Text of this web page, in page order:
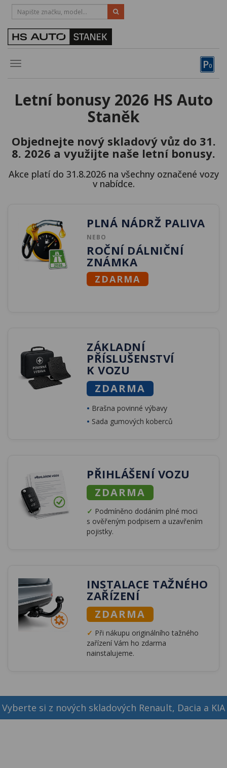
P0
Toggle
HOTLINE:
STRAKONICE-383 335 366
Půjčovna
Servis
Financování
Kariéra
Kontakty
Letní bonusy 2026 HS Auto
Staněk
Objednejte nový skladový vůz do 31.
8. 2026 a využijte naše letní bonusy.
Akce platí do 31.8.2026 na všechny označené vozy
v nabídce.
PLNÁ NÁDRŽ PALIVA
NEBO
ROČNÍ DÁLNIČNÍ
ZNÁMKA
ZDARMA
ZÁKLADNÍ
PŘÍSLUŠENSTVÍ
K VOZU
ZDARMA
• Brašna povinné výbavy
• Sada gumových koberců
PŘIHLÁŠENÍ VOZU
ZDARMA
✓ Podmíněno dodáním plné moci
s ověřeným podpisem a uzavřením
pojistky.
INSTALACE TAŽNÉHO
ZAŘÍZENÍ
ZDARMA
✓ Při nákupu originálního tažného
zařízení Vám ho zdarma
nainstalujeme.
Vyberte si z nových skladových Renault, Dacia a KIA